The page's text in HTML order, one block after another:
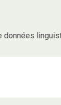
données